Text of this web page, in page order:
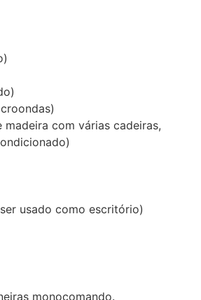
com várias cadeiras,
usado como escritório)
monocomando.